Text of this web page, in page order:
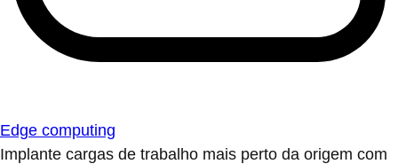
Edge computing
Implante cargas de trabalho mais perto da origem com